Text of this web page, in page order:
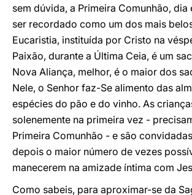
sem dúvida, a Primeira Comunhão, dia
ser recordado como um dos mais
Eucaristia, instituída por Cristo na
Paixão, durante a Última Ceia, é um
Nova Aliança, melhor, é o maior dos
Nele, o Senhor faz-Se alimento das
espécies do pão e do vinho. As
solenemente na primeira vez -
Primeira Comunhão - e são
depois o maior número de vezes
manecerem na amizade íntima com
Como sabeis, para aproximar-se da